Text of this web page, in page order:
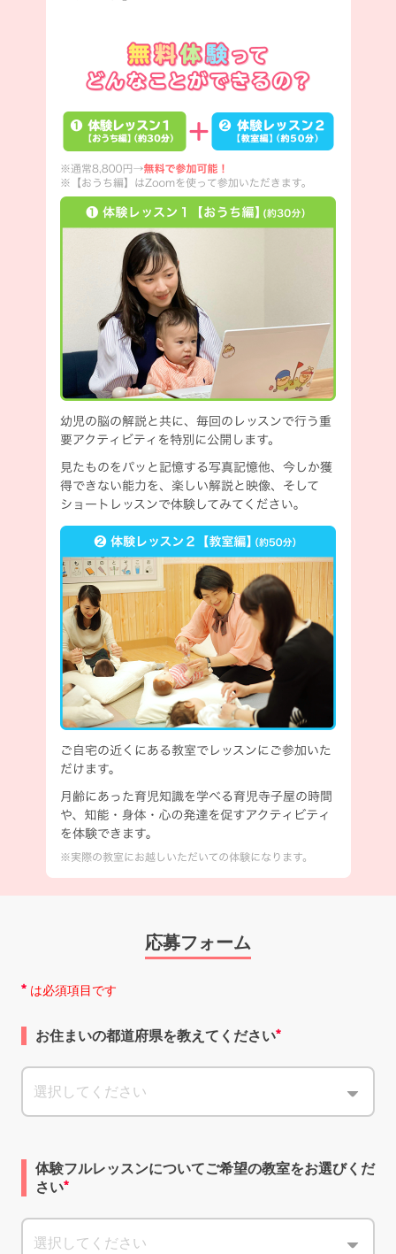
応募フォーム
は必須項目です
お住まいの都道府県を教えてください
体験フルレッスンについてご希望の教室をお選びくだ
さい